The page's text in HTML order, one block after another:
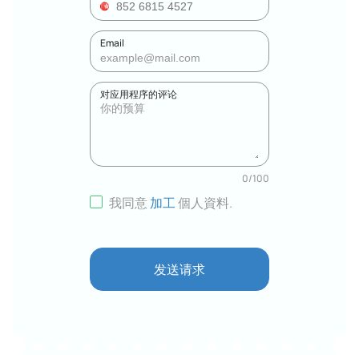
Email
对应用程序的评论
0/100
我同意加工個人資料.
发送请求